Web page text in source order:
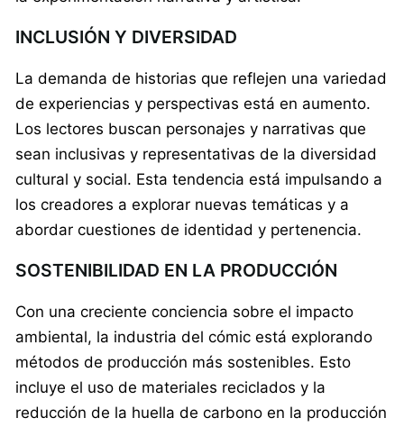
INCLUSIÓN Y DIVERSIDAD
La demanda de historias que reflejen una variedad
de experiencias y perspectivas está en aumento.
Los lectores buscan personajes y narrativas que
sean inclusivas y representativas de la diversidad
cultural y social. Esta tendencia está impulsando a
los creadores a explorar nuevas temáticas y a
abordar cuestiones de identidad y pertenencia.
SOSTENIBILIDAD EN LA PRODUCCIÓN
Con una creciente conciencia sobre el impacto
ambiental, la industria del cómic está explorando
métodos de producción más sostenibles. Esto
incluye el uso de materiales reciclados y la
reducción de la huella de carbono en la producción